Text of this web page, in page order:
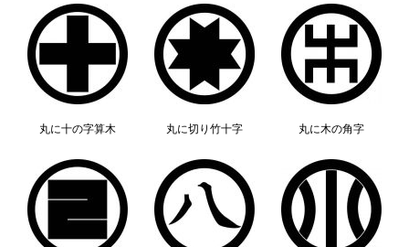
丸に十の字算木 丸に切り竹十字 丸に木の角字